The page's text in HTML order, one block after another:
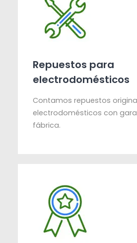
Repuestos para
electrodomésticos
Contamos repuestos
electrodomésticos con
fábrica.